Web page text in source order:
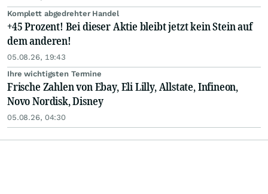
Komplett abgedrehter Handel
+45 Prozent! Bei dieser Aktie bleibt jetzt kein Stein auf
dem anderen!
05.08.26, 19:43
Ihre wichtigsten Termine
Frische Zahlen von Ebay, Eli Lilly, Allstate, Infineon,
Novo Nordisk, Disney
05.08.26, 04:30